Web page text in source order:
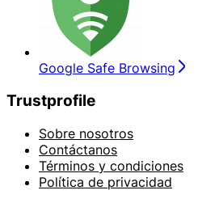
Google Safe Browsing
Trustprofile
Sobre nosotros
Contáctanos
Términos y condiciones
Política de privacidad